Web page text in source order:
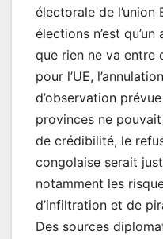
électorale de l’union
élections n’est
que rien ne va entre
pour l’UE,
d’observation
provinces ne
de crédibilité, le
congolaise serait
notamment les
d’infiltration et de
Des sources